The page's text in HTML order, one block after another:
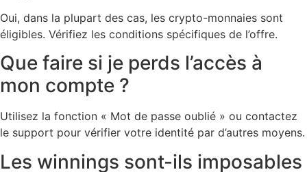
Oui, dans la plupart des cas, les crypto-monnaies sont
éligibles. Vérifiez les conditions spécifiques de l’offre.
Que faire si je perds l’accès à
mon compte ?
Utilisez la fonction « Mot de passe oublié » ou contactez
le support pour vérifier votre identité par d’autres moyens.
Les winnings sont-ils imposables